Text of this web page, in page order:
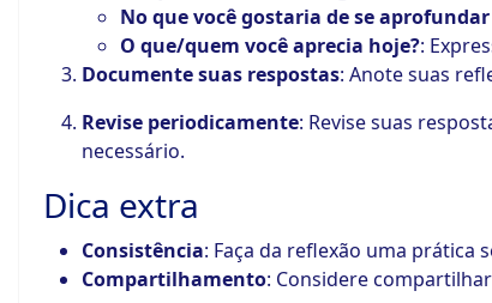
No que você gostaria de se
O que/quem você aprecia hoje?:
Documente suas respostas: Anote suas
Revise periodicamente: Revise suas
necessário.
Dica extra
Consistência: Faça da reflexão uma prática
Compartilhamento: Considere